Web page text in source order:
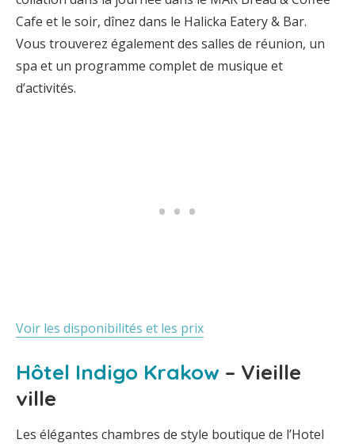
Cafe et le soir, dînez dans le Halicka Eatery & Bar.
Vous trouverez également des salles de réunion, un
spa et un programme complet de musique et
d’activités.
Voir les disponibilités et les prix
Hôtel Indigo Krakow – Vieille
ville
Les élégantes chambres de style boutique de l’Hotel